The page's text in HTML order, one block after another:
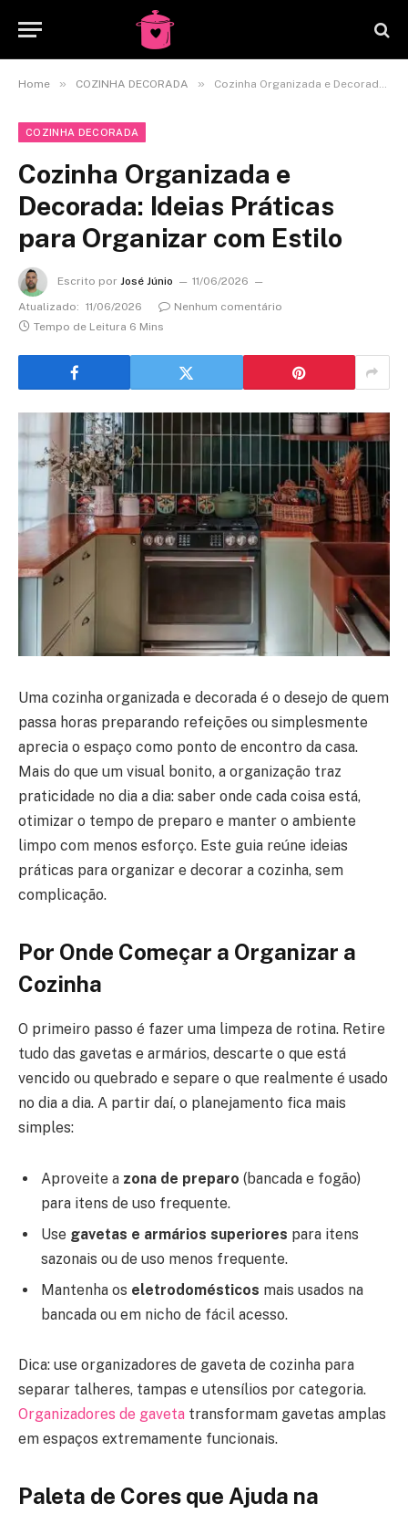
Home » COZINHA DECORADA » Cozinha Organizada e Decorada: Ideias Práticas para Organizar com Estilo
COZINHA DECORADA
Cozinha Organizada e
Decorada: Ideias Práticas
para Organizar com Estilo
Escrito por José Júnio
11/06/2026
Atualizado: 11/06/2026
Nenhum comentário
Tempo de Leitura 6 Mins
Uma cozinha organizada e decorada é o desejo de quem
passa horas preparando refeições ou simplesmente
aprecia o espaço como ponto de encontro da casa.
Mais do que um visual bonito, a organização traz
praticidade no dia a dia: saber onde cada coisa está,
otimizar o tempo de preparo e manter o ambiente
limpo com menos esforço. Este guia reúne ideias
práticas para organizar e decorar a cozinha, sem
complicação.
Por Onde Começar a Organizar a
Cozinha
O primeiro passo é fazer uma limpeza de rotina. Retire
tudo das gavetas e armários, descarte o que está
vencido ou quebrado e separe o que realmente é usado
no dia a dia. A partir daí, o planejamento fica mais
simples:
Aproveite a zona de preparo (bancada e fogão)
para itens de uso frequente.
Use gavetas e armários superiores para itens
sazonais ou de uso menos frequente.
Mantenha os eletrodomésticos mais usados na
bancada ou em nicho de fácil acesso.
Dica: use organizadores de gaveta de cozinha para
separar talheres, tampas e utensílios por categoria.
Organizadores de gaveta transformam gavetas amplas
em espaços extremamente funcionais.
Paleta de Cores que Ajuda na